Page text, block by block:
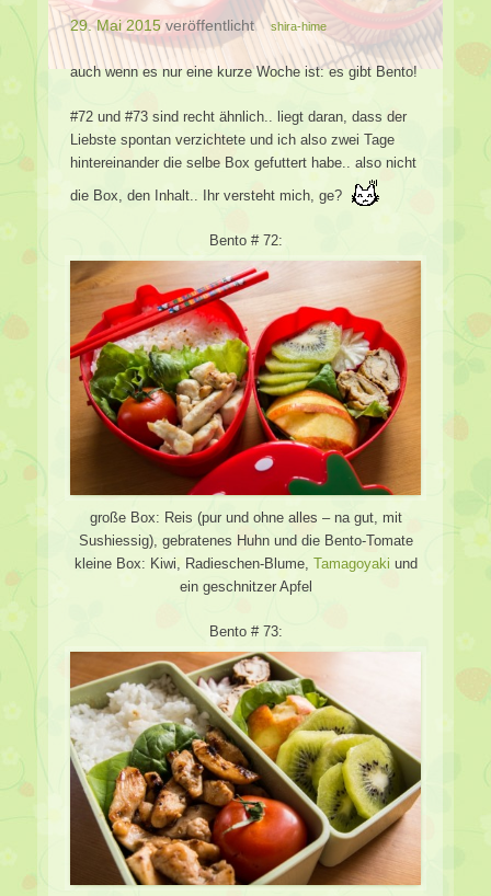
29. Mai 2015 veröffentlicht shira-hime
auch wenn es nur eine kurze Woche ist: es gibt Bento!
#72 und #73 sind recht ähnlich.. liegt daran, dass der
Liebste spontan verzichtete und ich also zwei Tage
hintereinander die selbe Box gefuttert habe.. also nicht
die Box, den Inhalt.. Ihr versteht mich, ge?
Bento # 72:
große Box: Reis (pur und ohne alles – na gut, mit
Sushiessig), gebratenes Huhn und die Bento-Tomate
kleine Box: Kiwi, Radieschen-Blume, Tamagoyaki und
ein geschnitzer Apfel
Bento # 73: